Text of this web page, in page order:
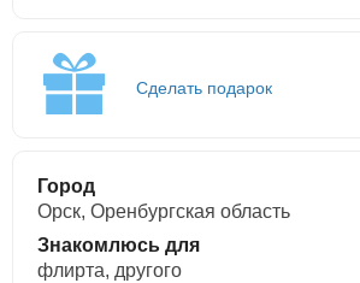
Сделать подарок
Город
Орск, Оренбургская область
Знакомлюсь для
флирта, другого